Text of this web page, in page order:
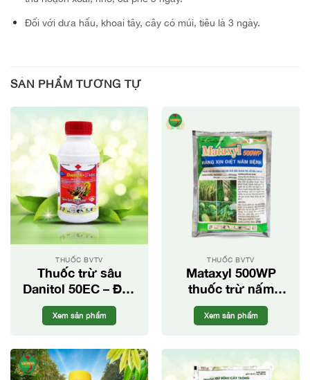
Đối với dưa hấu, khoai tây, cây có múi, tiêu là 3 ngày.
SẢN PHẨM TƯƠNG TỰ
THUỐC BVTV
Thuốc trừ sâu
Danitol 50EC – Đặc
trị nhện và rệp sáp
hại cây trồng
Xem sản phẩm
THUỐC BVTV
Mataxyl 500WP
thuốc trừ nấm
bệnh
Xem sản phẩm